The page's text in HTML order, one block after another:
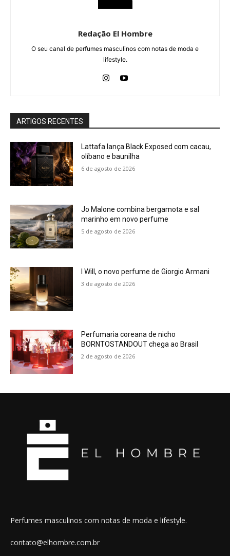
Redação El Hombre
O seu canal de perfumes masculinos com notas de moda e
lifestyle.
ARTIGOS RECENTES
Lattafa lança Black Exposed com cacau,
olíbano e baunilha
6 de agosto de 2026
Jo Malone combina bergamota e sal
marinho em novo perfume
5 de agosto de 2026
I Will, o novo perfume de Giorgio Armani
3 de agosto de 2026
Perfumaria coreana de nicho
BORNTOSTANDOUT chega ao Brasil
2 de agosto de 2026
Perfumes masculinos com notas de moda e lifestyle.
contato@elhombre.com.br